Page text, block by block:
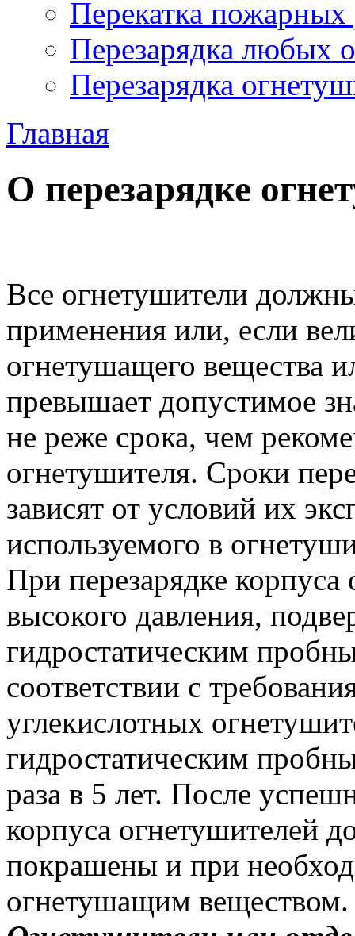
Перекатка пожарных
Перезарядка любых
Перезарядка
Главная
О перезарядке
Все огнетушители
применения или, если
огнетушащего вещества
превышает допустимое
не реже срока, чем
огнетушителя. Сроки
зависят от условий их
используемого в
При перезарядке
высокого давления,
гидростатическим
соответствии с
углекислотных
гидростатическим
раза в 5 лет. После
корпуса огнетушителей
покрашены и при
огнетушащим веществом.